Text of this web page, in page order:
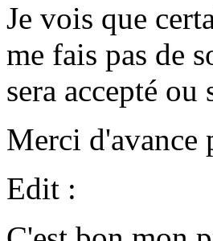
Je vois que
me fais pas de
sera accepté
Merci d'avance
Edit :